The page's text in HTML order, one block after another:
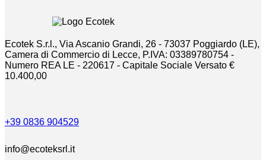
Ecotek S.r.l., Via Ascanio Grandi, 26 - 73037 Poggiardo (LE),
Camera di Commercio di Lecce, P.IVA: 03389780754 -
Numero REA LE - 220617 - Capitale Sociale Versato €
10.400,00
+39 0836 904529
info@ecoteksrl.it